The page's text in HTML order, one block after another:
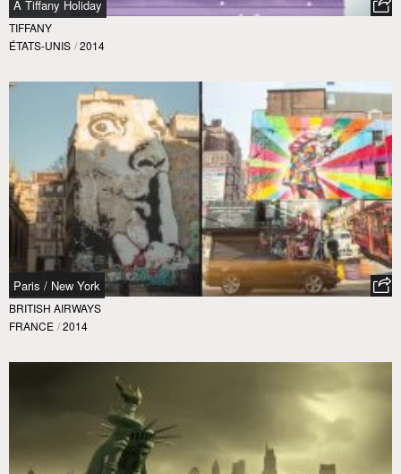
A Tiffany Holiday
TIFFANY
ÉTATS-UNIS / 2014
Paris / New York
BRITISH AIRWAYS
FRANCE / 2014